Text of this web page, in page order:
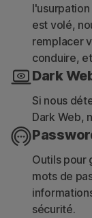
est volé,
remplacer
conduire,
Dark
Si nous
Dark Web,
Outils pour
mots de
sécurité.